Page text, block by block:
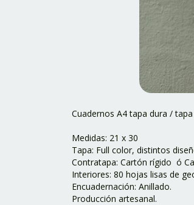
Cuadernos A4 tapa dura /
Medidas: 21 x 30
Tapa: Full color, distintos
Contratapa: Cartón rígido ó
Interiores: 80 hojas lisas de
Encuadernación: Anillado.
Producción artesanal.